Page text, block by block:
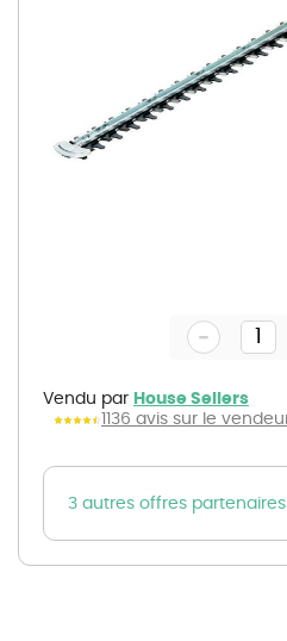
gallery
Vendu par House Sellers
1136 avis sur le
-
3 autres offres partenaires